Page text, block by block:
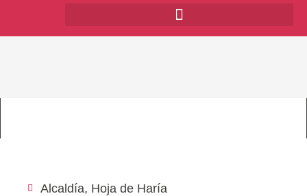
Alcaldía, Hoja de Haría